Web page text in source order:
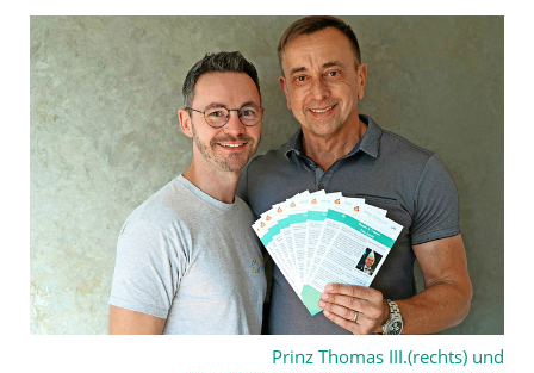
Prinz Thomas III.(rechts) und